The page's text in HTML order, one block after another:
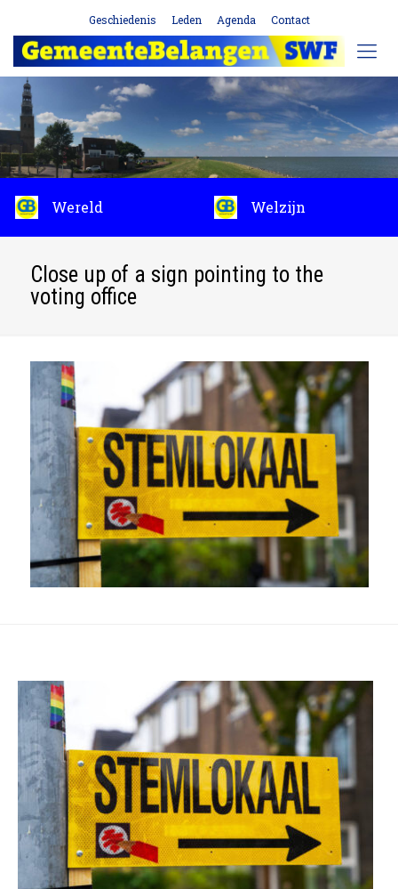
Geschiedenis Leden Agenda Contact
Wereld Welzijn
Close up of a sign pointing to the
voting office